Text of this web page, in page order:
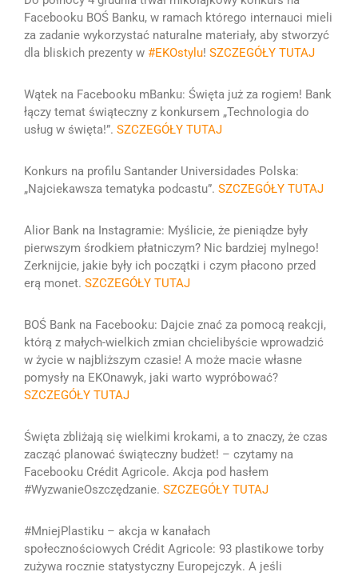
Facebooku BOŚ Banku, w ramach którego internauci mieli
za zadanie wykorzystać naturalne materiały, aby stworzyć
dla bliskich prezenty w #EKOstylu! SZCZEGÓŁY TUTAJ
Wątek na Facebooku mBanku: Święta już za rogiem! Bank
łączy temat świąteczny z konkursem „Technologia do
usług w święta!”. SZCZEGÓŁY TUTAJ
Konkurs na profilu Santander Universidades Polska:
„Najciekawsza tematyka podcastu”. SZCZEGÓŁY TUTAJ
Alior Bank na Instagramie: Myślicie, że pieniądze były
pierwszym środkiem płatniczym? Nic bardziej mylnego!
Zerknijcie, jakie były ich początki i czym płacono przed
erą monet. SZCZEGÓŁY TUTAJ
BOŚ Bank na Facebooku: Dajcie znać za pomocą reakcji,
którą z małych-wielkich zmian chcielibyście wprowadzić
w życie w najbliższym czasie! A może macie własne
pomysły na EKOnawyk, jaki warto wypróbować?
SZCZEGÓŁY TUTAJ
Święta zbliżają się wielkimi krokami, a to znaczy, że czas
zacząć planować świąteczny budżet! – czytamy na
Facebooku Crédit Agricole. Akcja pod hasłem
#WyzwanieOszczędzanie. SZCZEGÓŁY TUTAJ
#MniejPlastiku – akcja w kanałach
społecznościowych Crédit Agricole: 93 plastikowe torby
zużywa rocznie statystyczny Europejczyk. A jeśli